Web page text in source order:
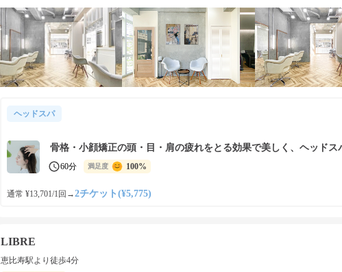
ヘッドスパ
骨格・小顔矯正の頭・目・肩の疲れをとる効果で美しく、ヘッドス
60分 満足度 100%
通常 ¥13,701/1回 →2チケット(¥5,775)
LIBRE
恵比寿駅より徒歩4分